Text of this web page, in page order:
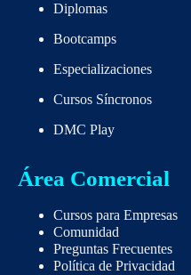
Diplomas
Bootcamps
Especializaciones
Cursos Síncronos
DMC Play
Área Comercial
Cursos para Empresas
Comunidad
Preguntas Frecuentes
Política de Privacidad